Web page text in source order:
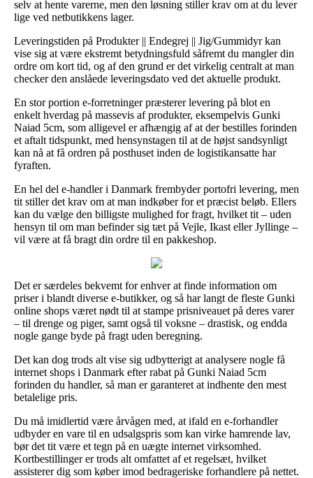
selv at hente varerne, men den løsning stiller krav om at du lever
lige ved netbutikkens lager.
Leveringstiden på Produkter || Endegrej || Jig/Gummidyr kan
vise sig at være ekstremt betydningsfuld såfremt du mangler din
ordre om kort tid, og af den grund er det virkelig centralt at man
checker den anslåede leveringsdato ved det aktuelle produkt.
En stor portion e-forretninger præsterer levering på blot en
enkelt hverdag på massevis af produkter, eksempelvis Gunki
Naiad 5cm, som alligevel er afhængig af at der bestilles forinden
et aftalt tidspunkt, med hensynstagen til at de højst sandsynligt
kan nå at få ordren på posthuset inden de logistikansatte har
fyraften.
En hel del e-handler i Danmark frembyder portofri levering, men
tit stiller det krav om at man indkøber for et præcist beløb. Ellers
kan du vælge den billigste mulighed for fragt, hvilket tit – uden
hensyn til om man befinder sig tæt på Vejle, Ikast eller Jyllinge –
vil være at få bragt din ordre til en pakkeshop.
Det er særdeles bekvemt for enhver at finde information om
priser i blandt diverse e-butikker, og så har langt de fleste Gunki
online shops været nødt til at stampe prisniveauet på deres varer
– til drenge og piger, samt også til voksne – drastisk, og endda
nogle gange byde på fragt uden beregning.
Det kan dog trods alt vise sig udbytterigt at analysere nogle få
internet shops i Danmark efter rabat på Gunki Naiad 5cm
forinden du handler, så man er garanteret at indhente den mest
betalelige pris.
Du må imidlertid være årvågen med, at ifald en e-forhandler
udbyder en vare til en udsalgspris som kan virke hamrende lav,
bør det tit være et tegn på en uægte internet virksomhed.
Kortbestillinger er trods alt omfattet af et regelsæt, hvilket
assisterer dig som køber imod bedrageriske forhandlere på nettet.